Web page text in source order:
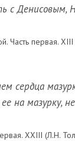
с Денисовым,
Часть первая. XIII
сердца
на мазурку,
XXIII (Л.Н.